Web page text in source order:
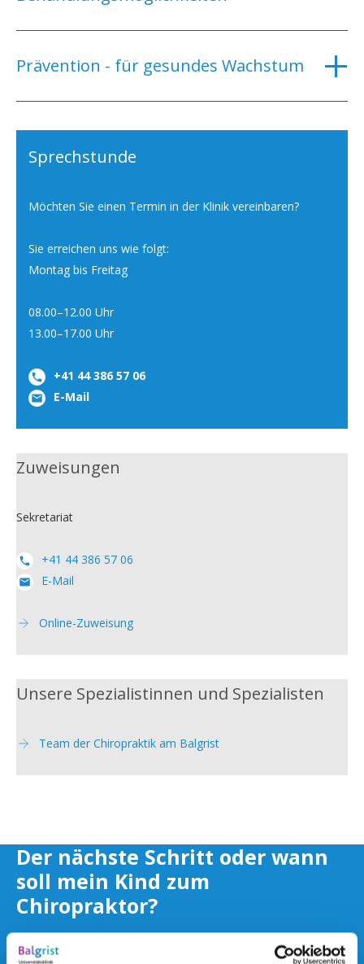
Prävention - für gesundes Wachstum
Sprechstunde
Möchten Sie einen Termin in der Klinik vereinbaren?
Sie erreichen uns wie folgt:
Montag bis Freitag
08.00–12.00 Uhr
13.00–17.00 Uhr
+41 44 386 57 06
E-Mail
Zuweisungen
Sekretariat
+41 44 386 57 06
E-Mail
Online-Zuweisung
Unsere Spezialistinnen und Spezialisten
Team der Chiropraktik am Balgrist
Der nächste Schritt oder wann
soll mein Kind zum
Chiropraktor?